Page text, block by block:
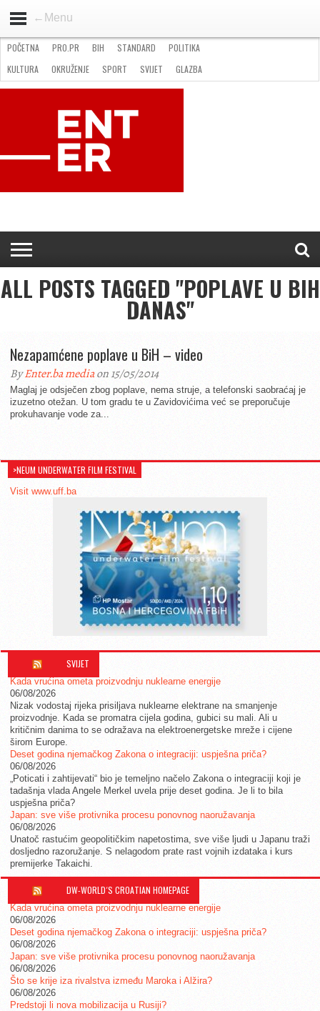
←Menu
STANDARD
GOSPODARSTVO
OKRUŽENJE
POČETNA PRO.PR BIH STANDARD
POLITIKA
KULTURA
OKRUŽENJE SPORT SVIJET
GLAZBA
NATJEČAJI
FILMING LOCATION IN BH KONTAKT
ALL POSTS TAGGED "POPLAVE U BIH
DANAS"
Nezapamćene poplave u BiH – video
ByEnter.ba mediaon 15/05/2014
Maglaj je odsječen zbog poplave, nema struje, a telefonski saobraćaj je
izuzetno otežan. U tom gradu te u Zavidovićima već se preporučuje
prokuhavanje vode za...
>NEUM UNDERWATER FILM FESTIVAL
Visit www.uff.ba
SVIJET
Kada vrućina ometa proizvodnju nuklearne energije
06/08/2026
Nizak vodostaj rijeka prisiljava nuklearne elektrane na smanjenje
proizvodnje. Kada se promatra cijela godina, gubici su mali. Ali u
kritičnim danima to se odražava na elektroenergetske mreže i cijene
širom Europe.
Deset godina njemačkog Zakona o integraciji: uspješna priča?
06/08/2026
„Poticati i zahtijevati“ bio je temeljno načelo Zakona o integraciji koji je
tadašnja vlada Angele Merkel uvela prije deset godina. Je li to bila
uspješna priča?
Japan: sve više protivnika procesu ponovnog naoružavanja
06/08/2026
Unatoč rastućim geopolitičkim napetostima, sve više ljudi u Japanu traži
dosljedno razoružanje. S nelagodom prate rast vojnih izdataka i kurs
premijerke Takaichi.
DW-WORLD´S CROATIAN HOMEPAGE
Kada vrućina ometa proizvodnju nuklearne energije
06/08/2026
Deset godina njemačkog Zakona o integraciji: uspješna priča?
06/08/2026
Japan: sve više protivnika procesu ponovnog naoružavanja
06/08/2026
Što se krije iza rivalstva između Maroka i Alžira?
06/08/2026
Predstoji li nova mobilizacija u Rusiji?